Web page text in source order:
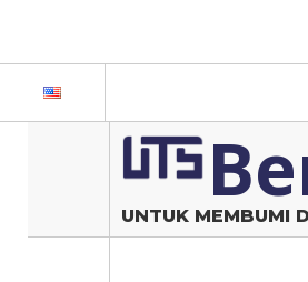
UNTUK MEMBUMI